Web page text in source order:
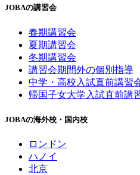
JOBAの講習会
春期講習会
夏期講習会
冬期講習会
講習会期間外の個別指導
中学・高校入試直前講習
帰国子女大学入試直前講
JOBAの海外校・国内校
ロンドン
ハノイ
北京